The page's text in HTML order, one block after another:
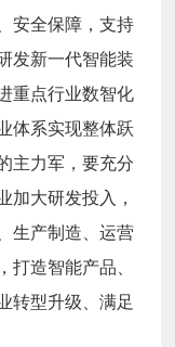
安全保障，支持
发新一代智能装
重点行业数智化
体系实现整体跃
主力军，要充分
加大研发投入，
生产制造、运营
打造智能产品、
转型升级、满足